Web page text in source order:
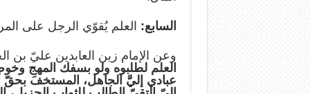
السابع: العلم يُقوّي الرجل على
وعن الإمام زين العابدين عليّ بن
العلم لطلبوه ولو بسفك المهج
عبادي إليّ‏َ الجاهل، المستخفَ بحقّ